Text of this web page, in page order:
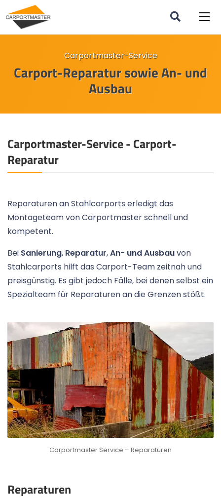
Carportmaster-Service
Carport-Reparatur sowie An- und
Ausbau
Carportmaster-Service - Carport-
Reparatur
Reparaturen an Stahlcarports erledigt das
Montageteam von Carportmaster schnell und
kompetent.
Bei Sanierung, Reparatur,An- und Ausbauvon
Stahlcarports hilft das Carport-Team zeitnah und
preisgünstig. Es gibt jedoch Fälle, bei denen selbst ein
Spezialteam für Reparaturen an die Grenzen stößt.
Carportmaster Service – Reparaturen
Reparaturen